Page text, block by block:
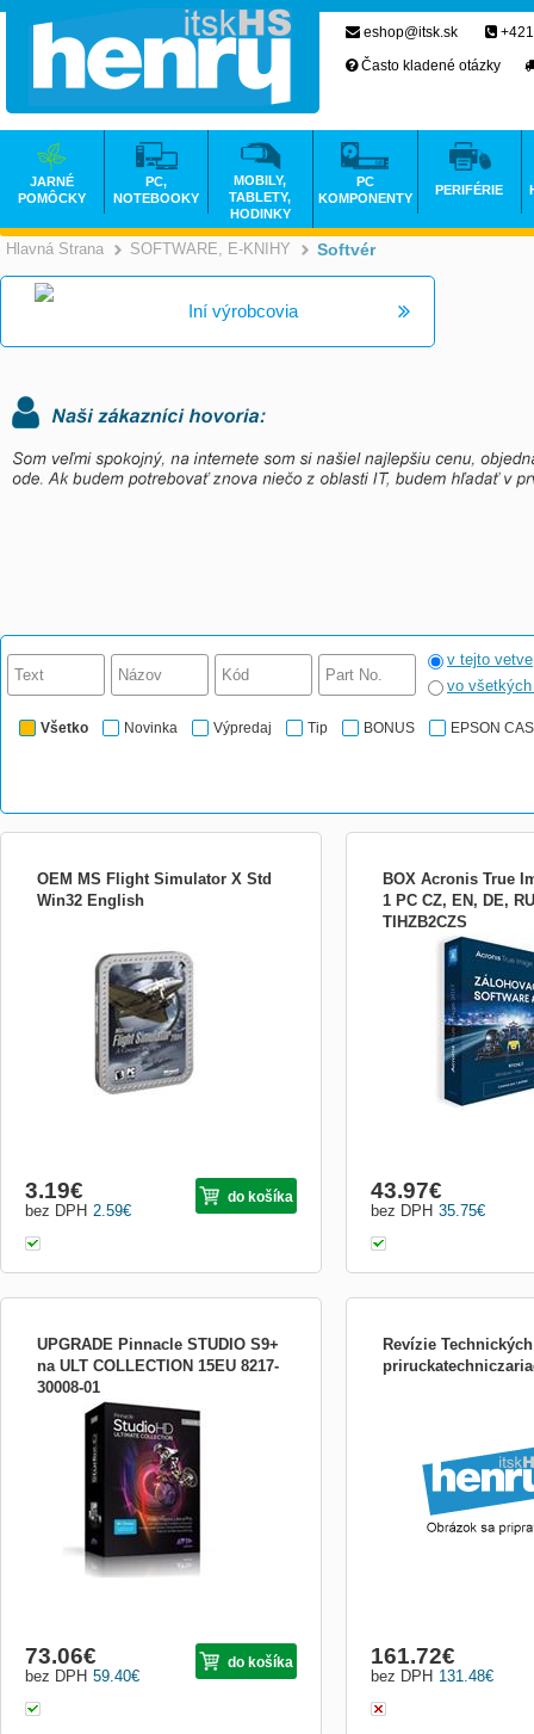
Hlavná Strana >
SOFTWARE, E-KNIHY >
Softvér
Iní výrobcovia
v tejto vetve
vo
Všetko Novinka Výpredaj Tip BONUS EPSON
OEM MS Flight Simulator X Std
Win32 English
2.59€
bez DPH
3.19€ do košíka
BOX Acronis True
1 PC CZ, EN, DE,
TIHZB2CZS
Softvér pre osobné
image zálohovanie pre
a Mac, umožňuje
systémy, programy,
nastavenia, súbory,
zavádzaní systému na
externý HDD, NAS
35.75€
bez DPH
43.97€
UPGRADE Pinnacle STUDIO S9+
na ULT COLLECTION 15EU 8217-
30008-01
Upgrade Pinnacle Studio verze 9 Ultimate
Collection a novější na verzi Studio 15 HD
Ultimate Collection
59.40€
bez DPH
73.06€ do košíka
Revízie
131.48€
bez DPH
161.72€
eshop@itsk.sk
Často kladené otázky
JARNÉ
POMÔCKY
PC,
NOTEBOOKY
MOBILY,
TABLETY,
HODINKY
PC
KOMPONENTY
PERIFÉRIE